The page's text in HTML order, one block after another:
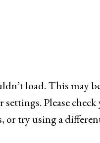
load. This may
Please
or try using a